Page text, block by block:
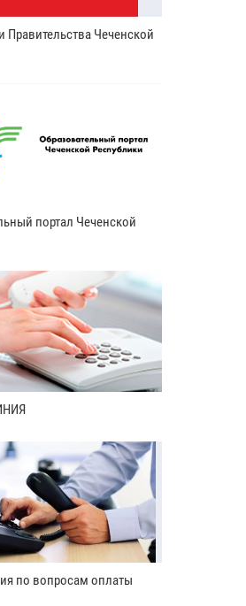
Правительства Чеченской
портал Чеченской
по вопросам оплаты